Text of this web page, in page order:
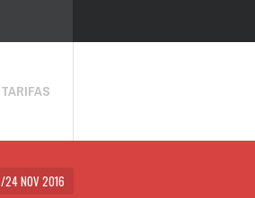
TARIFAS
24 NOV 2016